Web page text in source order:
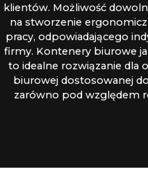
klientów. Możliwość
na stworzenie
pracy, odpowiadającego
firmy. Kontenery biurowe
to idealne rozwiązanie dla
biurowej dostosowanej
zarówno pod względem